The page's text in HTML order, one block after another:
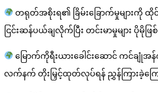
တရုတ်အစိုးရ၏ ခြိမ်းခြောက်မှုများကို
ငြင်းဆန်ပယ်ချလိုက်ပြီး တင်းမာမှုများ ပိုမိုဖ
မြောက်ကိုရီးယားခေါင်းဆောင် ကင်ချုံ
လက်နက် တိုးမြှင့်ထုတ်လုပ်ရန် ညွှန်ကြားခဲ့ကြေ